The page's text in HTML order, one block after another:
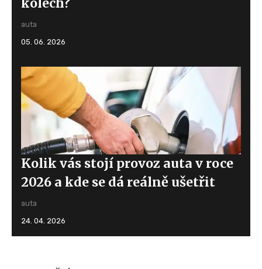
auta
05. 06. 2026
Kolik vás stojí provoz auta v roce
2026 a kde se dá reálně ušetřit
auta
24. 04. 2026